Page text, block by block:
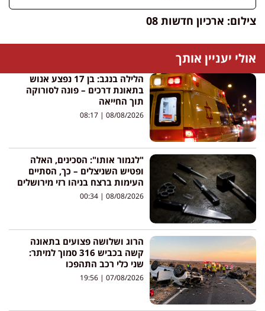
צילום: ארכיון חדשות 08
אולי יעניין אותך
הלילה בנגב: בן 17 נפצע אנוש
בתאונת דרכים – פונה לסורוקה
תוך החייאה
08/08/2026
"לגמור אותו": הסכינים, האלה
ופטיש השניצלים – כך, הסתיים
העימות ברצח בניהו רזי מירושלים
08/08/2026
הרוג ושלושה פצועים בתאונה
קשה בכביש 316 סמוך למיתר:
שני כלי רכב התהפכו
07/08/2026